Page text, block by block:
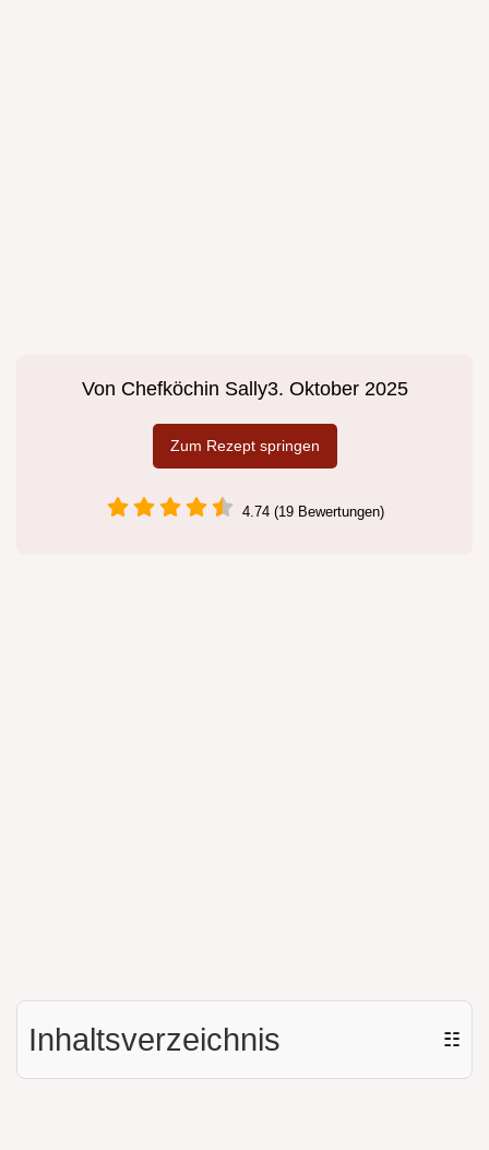
Von Chefköchin Sally3. Oktober 2025
Zum Rezept springen
4.74 (19 Bewertungen)
Inhaltsverzeichnis ☷